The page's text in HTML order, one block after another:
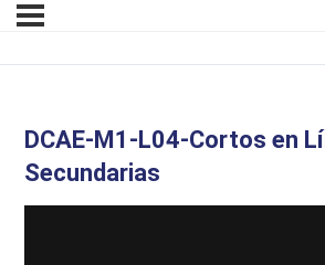
DCAE-M1-L04-Cortos en
Secundarias